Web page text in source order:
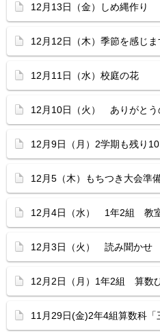
12月13日（金）しめ縄作り
12月12日（木）季節を感じま
12月11日（水）校庭の花
12月10日（火） ありがとう
12月9日（月）2学期も残り
12月5（木）もちつき大会準
12月4日（水） 1年2組 教
12月3日（火） 読み聞かせ
12月2日（月）1年2組 算数
11月29日(金)2年4組算数科「